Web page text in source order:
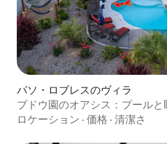
パソ・ロブレスのヴィラ
ブドウ園のオアシス：プールと
ロケーション · 価格 · 清潔さ